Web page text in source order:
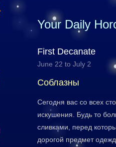
Your Daily
First Decanate
June 22 to July 2
Соблазны
Сегодня вас со всех
искушения. Будь то
сливками, перед
дорогой предмет